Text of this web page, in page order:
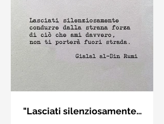
"Lasciati silenziosamente